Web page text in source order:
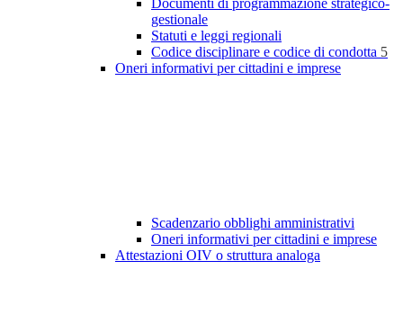
Documenti di programmazione strategico-
gestionale
Statuti e leggi regionali
Codice disciplinare e codice di condotta 5
Oneri informativi per cittadini e imprese
Scadenzario obblighi amministrativi
Oneri informativi per cittadini e imprese
Attestazioni OIV o struttura analoga